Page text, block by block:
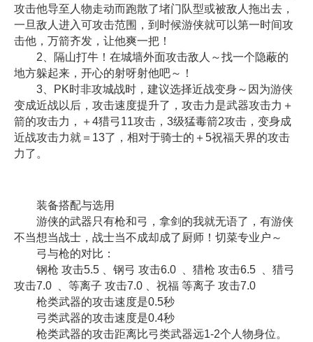
攻击他导至人物走动而跑散了堵门队型或被敌人拖出去，
一旦敌人进入可攻击范围，到时候游侠就可以第一时间攻
击他，万箭齐发，让他爽一把！
2、隔山打牛！在城墙外面攻击敌人～找一个隐蔽的
地方躲起来，开心的射呀射他吧～！
3、PK时非攻城战时，建议选择近战变身～因为游侠
变成近战以后，攻击速度提升了，攻击力是武器攻击力＋
箭的攻击力，＋4猎弓11攻击，3级猛毒箭2攻击，变身成
近战攻击力就＝13了，相对于骑士的＋5祝福天界的攻击
力了。
装备搭配与选用
游侠的武器只有枪和弓，拿剑的我就无语了，有游侠
不当想当战士，战士当不成却成了厨师！切菜专业户～
弓与枪的对比：
钢枪 攻击5.5 、钢弓 攻击6.0 、猎枪 攻击6.5 、猎弓
攻击7.0 、等离子 攻击7.0 、祝福 等离子 攻击7.0
枪类武器的攻击速度是0.5秒
弓类武器的攻击速度是0.4秒
枪类武器的攻击距离比弓类武器远1-2个人物身位。